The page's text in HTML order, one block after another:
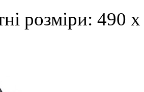
розміри: 490